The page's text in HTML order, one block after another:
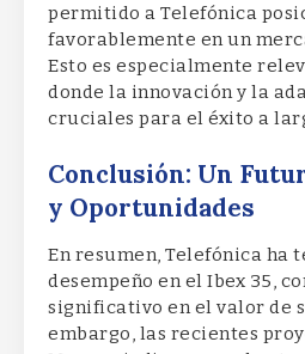
permitido a Telefónica
favorablemente en un
Esto es especialmente
donde la innovación y la
cruciales para el éxito a
Conclusión: Un
y Oportunidades
En resumen, Telefónica ha
desempeño en el Ibex 35,
significativo en el valor de
embargo, las recientes